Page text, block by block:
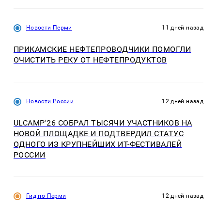
Новости Перми 11 дней назад
ПРИКАМСКИЕ НЕФТЕПРОВОДЧИКИ ПОМОГЛИ
ОЧИСТИТЬ РЕКУ ОТ НЕФТЕПРОДУКТОВ
Новости России 12 дней назад
ULCAMP'26 СОБРАЛ ТЫСЯЧИ УЧАСТНИКОВ НА
НОВОЙ ПЛОЩАДКЕ И ПОДТВЕРДИЛ СТАТУС
ОДНОГО ИЗ КРУПНЕЙШИХ ИТ-ФЕСТИВАЛЕЙ
РОССИИ
Гид по Перми 12 дней назад